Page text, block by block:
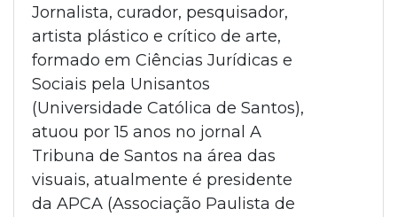
Jornalista, curador, pesquisador,
artista plástico e crítico de arte,
formado em Ciências Jurídicas e
Sociais pela Unisantos
(Universidade Católica de Santos),
atuou por 15 anos no jornal A
Tribuna de Santos na área das
visuais, atualmente é presidente
da APCA (Associação Paulista de